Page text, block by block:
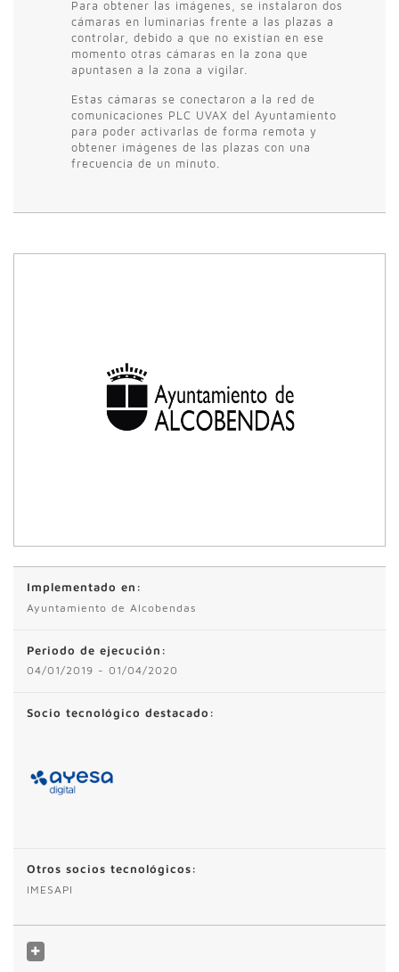
Para obtener las imágenes, se instalaron dos
cámaras en luminarias frente a las plazas a
controlar, debido a que no existían en ese
momento otras cámaras en la zona que
apuntasen a la zona a vigilar.
Estas cámaras se conectaron a la red de
comunicaciones PLC UVAX del Ayuntamiento
para poder activarlas de forma remota y
obtener imágenes de las plazas con una
frecuencia de un minuto.
Implementado en:
Ayuntamiento de Alcobendas
Periodo de ejecución:
04/01/2019 - 01/04/2020
Socio tecnológico destacado:
Otros socios tecnológicos:
IMESAPI